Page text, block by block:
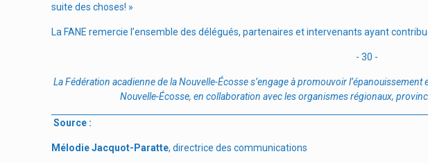
suite des choses! »
La FANE remercie l’ensemble des délégués, partenaires et intervenants ayant
- 30 -
La Fédération acadienne de la Nouvelle-Écosse s’engage à promouvoir
Nouvelle-Écosse, en collaboration avec les organismes régionaux,
Source :
Mélodie Jacquot-Paratte, directrice des communications